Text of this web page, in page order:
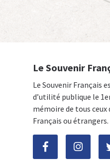
Le Souvenir
Le Souvenir Français
d’utilité publique le
mémoire de tous
Français ou étrangers.